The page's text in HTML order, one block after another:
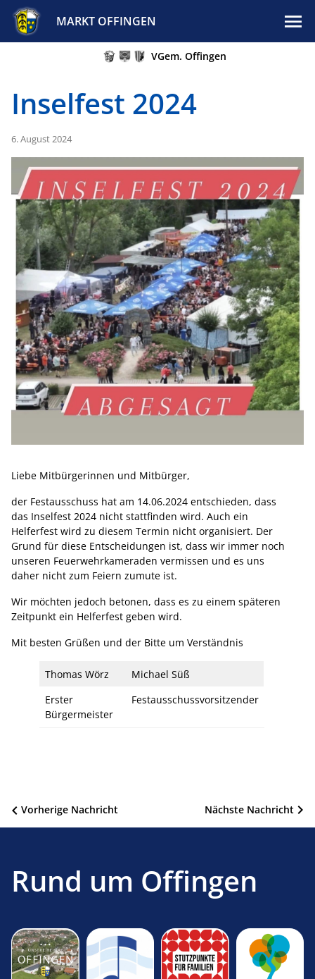
MARKT OFFINGEN
VGem. Offingen
Inselfest 2024
6. August 2024
Liebe Mitbürgerinnen und Mitbürger,
der Festausschuss hat am 14.06.2024 entschieden, dass
das Inselfest 2024 nicht stattfinden wird. Auch ein
Helferfest wird zu diesem Termin nicht organisiert. Der
Grund für diese Entscheidungen ist, dass wir immer noch
unseren Feuerwehrkameraden vermissen und es uns
daher nicht zum Feiern zumute ist.
Wir möchten jedoch betonen, dass es zu einem späteren
Zeitpunkt ein Helferfest geben wird.
Mit besten Grüßen und der Bitte um Verständnis
Thomas Wörz
Michael Süß
Erster
Bürgermeister
Festausschussvorsitzender
Beitragsnavigation Nächste Nachricht
Vorherige Nachricht
Rund um Offingen